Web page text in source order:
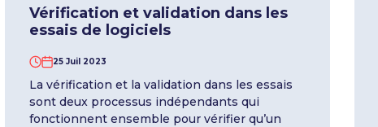
Vérification et validation dans les
essais de logiciels
25 Juil 2023
La vérification et la validation dans les essais
sont deux processus indépendants qui
fonctionnent ensemble pour vérifier qu’un